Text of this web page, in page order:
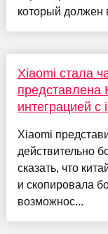
который должен
Xiaomi стала
представлена
интеграцией с
Xiaomi
действительно
сказать, что
и скопировала
возможнос...